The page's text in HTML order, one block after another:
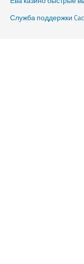
Служба поддержки